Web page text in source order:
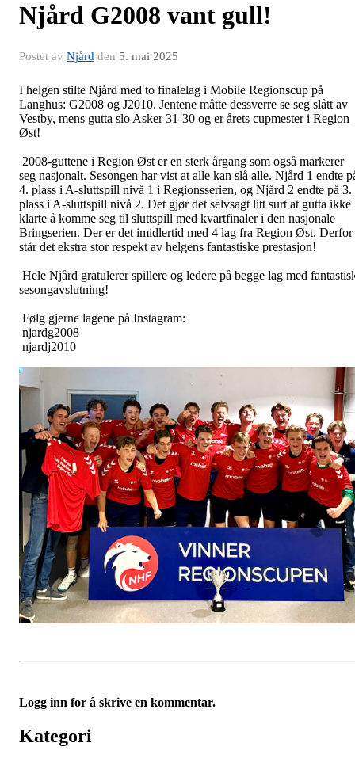
Njård G2008 vant gull!
Postet av Njård den 5. mai 2025
I helgen stilte Njård med to finalelag i Mobile Regionscup på
Langhus: G2008 og J2010. Jentene måtte dessverre se seg slått av
Vestby, mens gutta slo Asker 31-30 og er årets cupmester i Region
Øst!
2008-guttene i Region Øst er en sterk årgang som også markerer
seg nasjonalt. Sesongen har vist at alle kan slå alle. Njård 1 endte
4. plass i A-sluttspill nivå 1 i Regionsserien, og Njård 2 endte på 3.
plass i A-sluttspill nivå 2. Det gjør det selvsagt litt surt at gutta ikke
klarte å komme seg til sluttspill med kvartfinaler i den nasjonale
Bringserien. Der er det imidlertid med 4 lag fra Region Øst. Derfor
står det ekstra stor respekt av helgens fantastiske prestasjon!
Hele Njård gratulerer spillere og ledere på begge lag med
sesongavslutning!
Følg gjerne lagene på Instagram:
njardg2008
njardj2010
Logg inn for å skrive en kommentar.
Kategori